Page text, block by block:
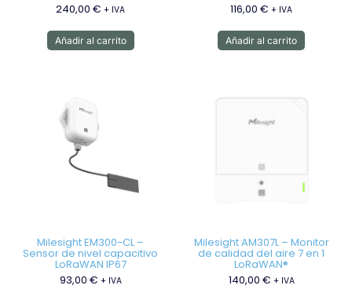
240,00€ + IVA
Añadir al carrito
116,00€ + IVA
Añadir al carrito
Milesight EM300-CL –
Sensor de nivel capacitivo
LoRaWAN IP67
93,00 € + IVA
Milesight AM307L – Monitor
de calidad del aire 7 en 1
LoRaWAN®
140,00 € + IVA